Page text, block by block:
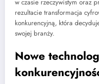
w czasie rzeczywistym oraz
rezultacie transformacja
konkurencyjną, która
swojej branży.
Nowe